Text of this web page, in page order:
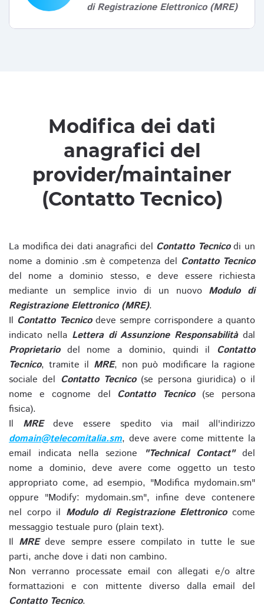
di Registrazione Elettronico (MRE)
Modifica dei dati
anagrafici del
provider/maintainer
(Contatto Tecnico)
La modifica dei dati anagrafici del Contatto Tecnicodi un
nome a dominio .sm è competenza del Contatto Tecnico
del nome a dominio stesso, e deve essere richiesta
mediante un semplice invio di un nuovo Modulo di
Registrazione Elettronico (MRE).
Il Contatto Tecnicodeve sempre corrispondere a quanto
indicato nella Lettera di Assunzione Responsabilitàdal
Proprietariodel nome a dominio, quindi il Contatto
Tecnico, tramite il MRE, non può modificare la ragione
sociale del Contatto Tecnico(se persona giuridica) o il
nome e cognome del Contatto Tecnico(se persona
fisica).
Il MREdeve essere spedito via mail all'indirizzo
domain@telecomitalia.sm, deve avere come mittente la
email indicata nella sezione
"Technical Contact"del
nome a dominio, deve avere come oggetto un testo
appropriato come, ad esempio, "Modifica mydomain.sm"
oppure "Modify: mydomain.sm", infine deve contenere
nel corpo il Modulo di Registrazione Elettronicocome
messaggio testuale puro (plain text).
Il MREdeve sempre essere compilato in tutte le sue
parti, anche dove i dati non cambino.
Non verranno processate email con allegati e/o altre
formattazioni e con mittente diverso dalla email del
Contatto Tecnico.